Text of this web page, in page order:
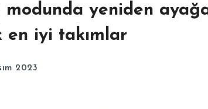
modunda yeniden
en iyi takımlar
2023